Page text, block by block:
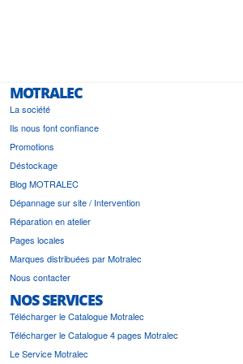
MOTRALEC
La société
Ils nous font confiance
Promotions
Déstockage
Blog MOTRALEC
Dépannage sur site / Intervention
Réparation en atelier
Pages locales
Marques distribuées par Motralec
Nous contacter
NOS SERVICES
Télécharger le Catalogue Motralec
Télécharger le Catalogue 4 pages Motralec
Le Service Motralec